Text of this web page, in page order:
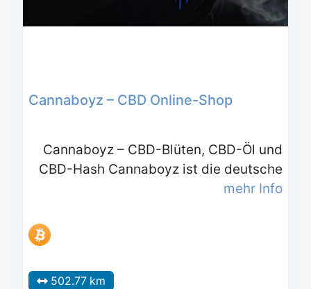
Cannaboyz – CBD Online-Shop
Cannaboyz – CBD-Blüten, CBD-Öl und
CBD-Hash Cannaboyz ist die deutsche
mehr Info
502.77 km